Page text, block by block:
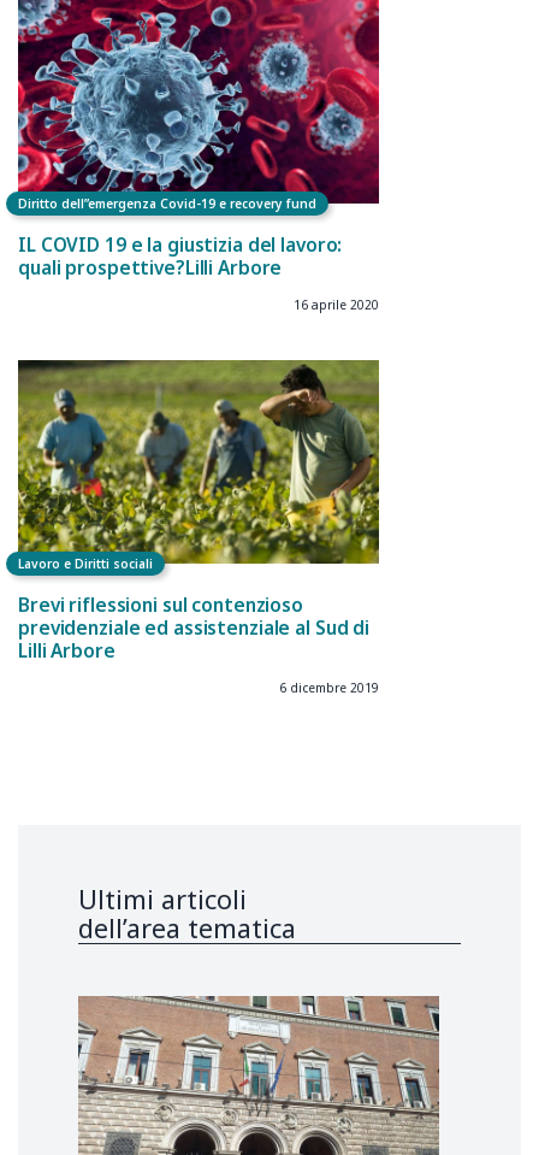
Diritto dell”emergenza Covid-19 e recovery fund
IL COVID 19 e la giustizia del lavoro:
quali prospettive?Lilli Arbore
16 aprile 2020
Lavoro e Diritti sociali
Brevi riflessioni sul contenzioso
previdenziale ed assistenziale al Sud di
Lilli Arbore
6 dicembre 2019
Ultimi articoli
dell’area tematica